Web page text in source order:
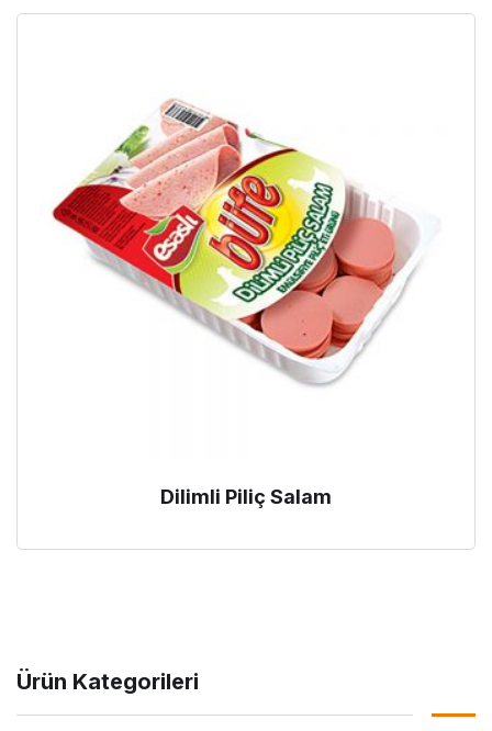
Dilimli Piliç Salam
Ürün Kategorileri